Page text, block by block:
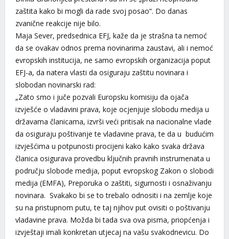
zaštita kako bi mogli da rade svoj posao“. Do danas
zvanične reakcije nije bilo.
Maja Sever, predsednica EFJ, kaže da je strašna ta nemoć
da se ovakav odnos prema novinarima zaustavi, ali i nemoć
evropskih institucija, ne samo evropskih organizacija poput
EFJ-a, da natera vlasti da osiguraju zaštitu novinara i
slobodan novinarski rad:
„Zato smo i juče pozvali Europsku komisiju da ojača
izvješće o vladavini prava, koje ocjenjuje slobodu medija u
državama članicama, izvrši veći pritisak na nacionalne vlade
da osiguraju poštivanje te vladavine prava, te da u budućim
izvješćima u potpunosti procijeni kako kako svaka država
članica osigurava provedbu ključnih pravnih instrumenata u
području slobode medija, poput evropskog Zakon o slobodi
medija (EMFA), Preporuka o zaštiti, sigurnosti i osnaživanju
novinara. Svakako bi se to trebalo odnositi i na zemlje koje
su na pristupnom putu, te taj njihov put ovisiti o poštivanju
vladavine prava. Možda bi tada sva ova pisma, priopćenja i
izvještaji imali konkretan utjecaj na vašu svakodnevicu. Do